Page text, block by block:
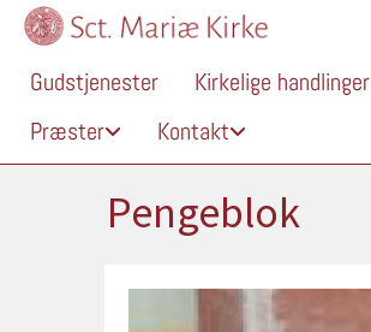
Gudstjenester Kirkelige handlinger
Præster
Kontakt
Pengeblok